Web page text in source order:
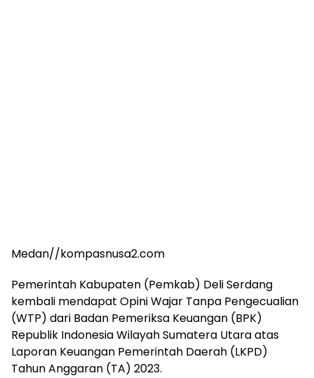
Medan//kompasnusa2.com
Pemerintah Kabupaten (Pemkab) Deli Serdang
kembali mendapat Opini Wajar Tanpa Pengecualian
(WTP) dari Badan Pemeriksa Keuangan (BPK)
Republik Indonesia Wilayah Sumatera Utara atas
Laporan Keuangan Pemerintah Daerah (LKPD)
Tahun Anggaran (TA) 2023.